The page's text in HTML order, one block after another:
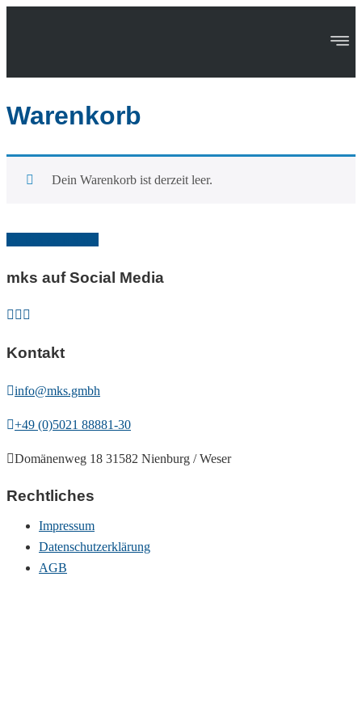
Warenkorb
Dein Warenkorb ist derzeit leer.
mks auf Social Media
Kontakt
info@mks.gmbh
+49 (0)5021 88881-30
Domänenweg 18 31582 Nienburg / Weser
Rechtliches
Impressum
Datenschutzerklärung
AGB